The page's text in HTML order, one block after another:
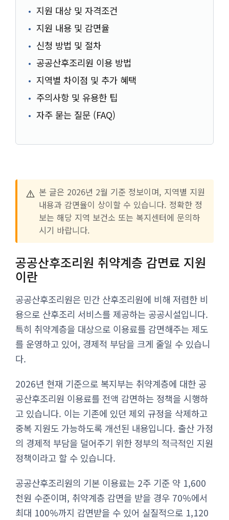
지원 대상 및 자격조건
지원 내용 및 감면율
신청 방법 및 절차
공공산후조리원 이용 방법
지역별 차이점 및 추가 혜택
주의사항 및 유용한 팁
자주 묻는 질문 (FAQ)
⚠️ 본 글은 2026년 2월 기준 정보이며, 지역별 지원
내용과 감면율이 상이할 수 있습니다. 정확한 정
보는 해당 지역 보건소 또는 복지센터에 문의하
시기 바랍니다.
공공산후조리원 취약계층 감면료 지원
이란
공공산후조리원은 민간 산후조리원에 비해 저렴한 비
용으로 산후조리 서비스를 제공하는 공공시설입니다.
특히 취약계층을 대상으로 이용료를 감면해주는 제도
를 운영하고 있어, 경제적 부담을 크게 줄일 수 있습니
다.
2026년 현재 기준으로 복지부는 취약계층에 대한 공
공산후조리원 이용료를 전액 감면하는 정책을 시행하
고 있습니다. 이는 기존에 있던 제외 규정을 삭제하고
중복 지원도 가능하도록 개선된 내용입니다. 출산 가정
의 경제적 부담을 덜어주기 위한 정부의 적극적인 지원
정책이라고 할 수 있습니다.
공공산후조리원의 기본 이용료는 2주 기준 약 1,600
천원 수준이며, 취약계층 감면을 받을 경우 70%에서
최대 100%까지 감면받을 수 있어 실질적으로 1,120